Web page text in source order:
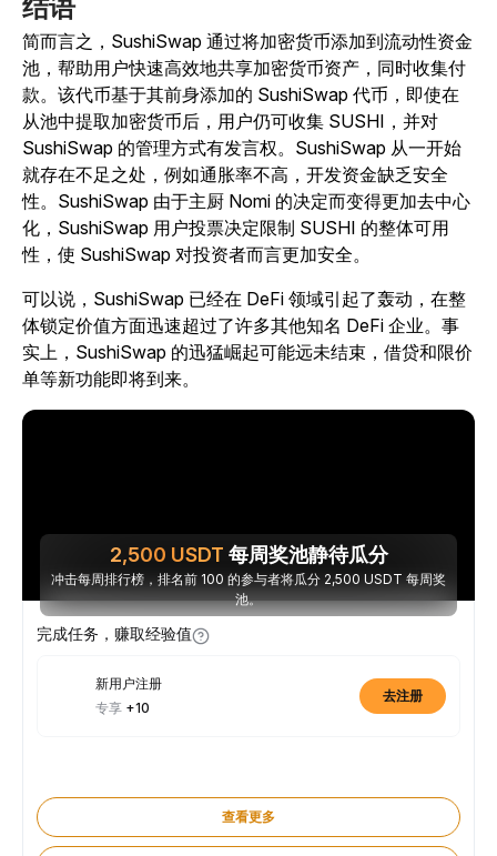
结语
简而言之，SushiSwap 通过将加密货币添加到流动性资金
池，帮助用户快速高效地共享加密货币资产，同时收集付
款。该代币基于其前身添加的 SushiSwap 代币，即使在
从池中提取加密货币后，用户仍可收集 SUSHI，并对
SushiSwap 的管理方式有发言权。SushiSwap 从一开始
就存在不足之处，例如通胀率不高，开发资金缺乏安全
性。SushiSwap 由于主厨 Nomi 的决定而变得更加去中心
化，SushiSwap 用户投票决定限制 SUSHI 的整体可用
性，使 SushiSwap 对投资者而言更加安全。
可以说，SushiSwap 已经在 DeFi 领域引起了轰动，在整
体锁定价值方面迅速超过了许多其他知名 DeFi 企业。事
实上，SushiSwap 的迅猛崛起可能远未结束，借贷和限价
单等新功能即将到来。
2,500 USDT 每周奖池静待瓜分
冲击每周排行榜，排名前 100 的参与者将瓜分 2,500 USDT 每周奖
池。
完成任务，赚取经验值
新用户注册
专享 +10
去注册
查看更多